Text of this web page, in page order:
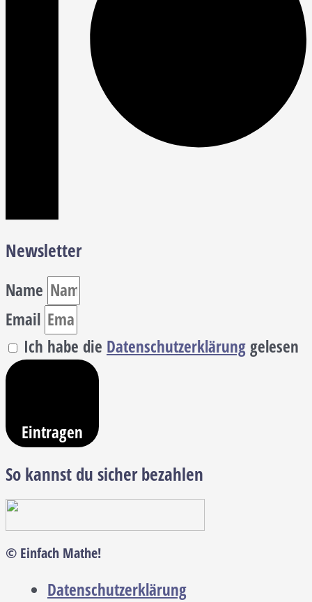
Newsletter
Name
Email
Ich habe die Datenschutzerklärunggelesen
Eintragen
So kannst du sicher bezahlen
© Einfach Mathe!
Datenschutzerklärung